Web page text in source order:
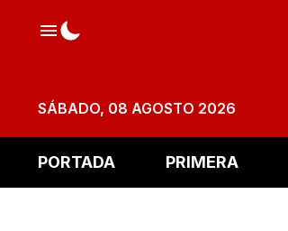
SÁBADO, 08 AGOSTO 2026
PORTADA PRIMERA